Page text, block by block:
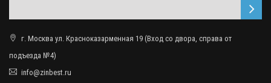
г. Москва ул. Красноказарменная 19 (Вход со двора, справа от
подъезда №4)
info@zinbest.ru